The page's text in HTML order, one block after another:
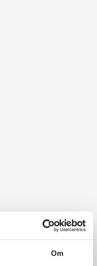
Om